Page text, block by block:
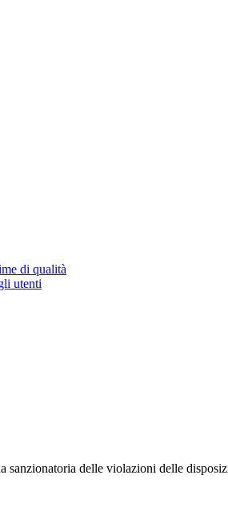
di qualità
utenti
delle violazioni delle